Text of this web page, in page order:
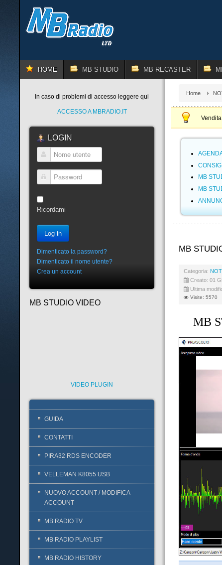
HOME MB STUDIO MB RECASTER
Home
MB
MB
MB
Categoria:
Creato: 01
Ultima
Visite: 5570
MB
In caso di problemi di accesso leggere qui
ACCESSO A MBRADIO.IT
LOGIN
Nome utente
Password
Ricordami
Log in
Dimenticato la password?
Dimenticato il nome utente?
Crea un account
MB STUDIO VIDEO
VIDEO PLUGIN
GUIDA
CONTATTI
PIRA32 RDS ENCODER
VELLEMAN K8055 USB
NUOVO ACCOUNT / MODIFICA
ACCOUNT
MB RADIO TV
MB RADIO PLAYLIST
MB RADIO HISTORY